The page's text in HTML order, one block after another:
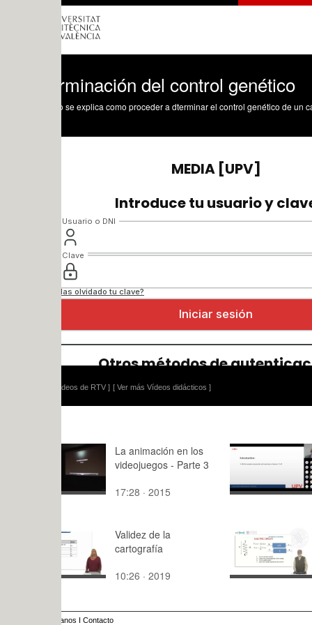
del control genético
[ Ver más Vídeos didácticos ]
La animación en los
videojuegos - Parte 3
17:28 · 2015
1ª Live
Acounting
94:06 ·
Validez de la
cartografía
10:26 · 2019
M1.
Signals.
1:15 · 2013